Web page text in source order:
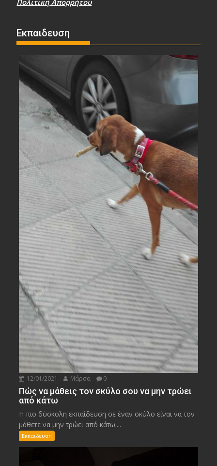
Πολιτική Απορρήτου
Εκπαιδευση
12/01/2021 Μάρσα 0
Πώς να μάθεις τον σκύλο σου να μην τρώει
από κάτω
Η πιο δύσκολη εκπαίδευση σε έναν σκύλο είναι να τον
μάθετε να μην τρώει από κάτω....
Εκπαιδευση